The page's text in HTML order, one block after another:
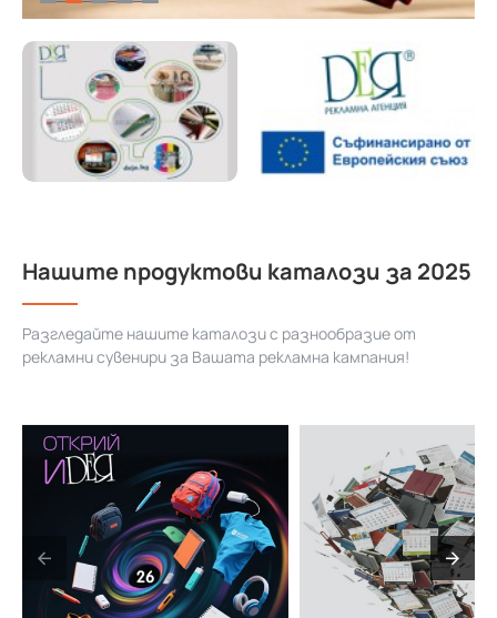
Нашите продуктови каталози за 2025
Разгледайте нашите каталози с разнообразие от
рекламни сувенири за Вашата рекламна кампания!